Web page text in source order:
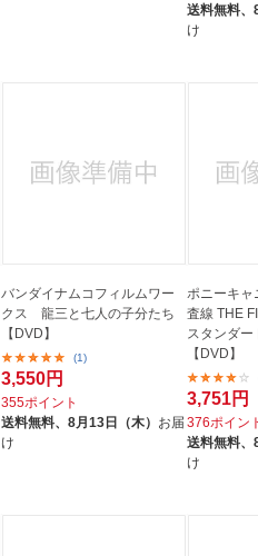
送料無料、
け
バンダイナムコフィルムワー
クス 龍三と七人の子分たち
【DVD】
(1)
3,550円
355ポイント
送料無料、8月13日（木） お届
け
ポニーキ
査線 THE
スタンダー
【DVD】
3,751円
376ポイン
送料無料、
け